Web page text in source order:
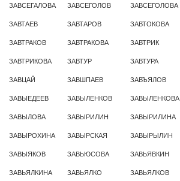
ЗАВСЕГАЛОВА ЗАВСЕГОЛОВ ЗАВСЕГОЛОВА
ЗАВТАЕВ ЗАВТАРОВ ЗАВТОКОВА
ЗАВТРАКОВ ЗАВТРАКОВА ЗАВТРИК
ЗАВТРИКОВА ЗАВТУР ЗАВТУРА
ЗАВЦАЙ ЗАВШПАЕВ ЗАВЪЯЛОВ
ЗАВЫЕДЕЕВ ЗАВЫЛЕНКОВ ЗАВЫЛЕНКОВА
ЗАВЫЛОВА ЗАВЫРИЛИН ЗАВЫРИЛИНА
ЗАВЫРОХИНА ЗАВЫРСКАЯ ЗАВЫРЫЛИН
ЗАВЫЯКОВ ЗАВЬЮСОВА ЗАВЬЯВКИН
ЗАВЬЯЛКИНА ЗАВЬЯЛКО ЗАВЬЯЛКОВ